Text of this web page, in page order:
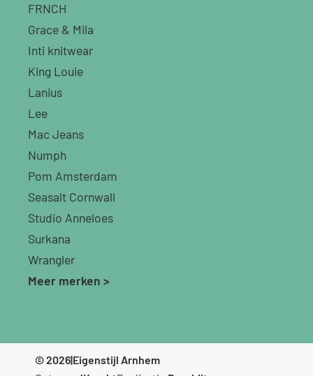
FRNCH
Grace & Mila
Inti knitwear
King Louie
Lanius
Lee
Mac Jeans
Numph
Pom Amsterdam
Seasalt Cornwall
Studio Anneloes
Surkana
Wrangler
Meer merken >
© 2026|Eigenstijl Arnhem